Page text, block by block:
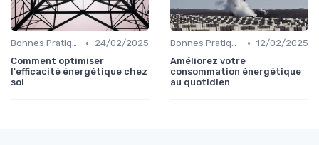
Bonnes Pratiques Quotidiennes •
24/02/2025
Comment optimiser
l'efficacité énergétique chez
soi
Bonnes Pratiques Quotidiennes • 12/02/2025
Améliorez votre
consommation énergétique
au quotidien